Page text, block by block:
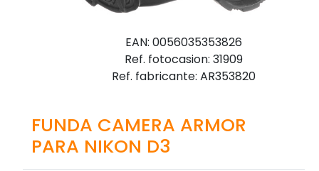
EAN: 0056035353826
Ref. fotocasion: 31909
Ref. fabricante: AR353820
FUNDA CAMERA ARMOR
PARA NIKON D3